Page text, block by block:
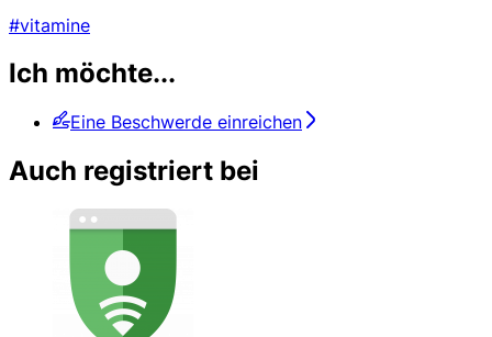
#vitamine
Ich möchte...
Eine Beschwerde einreichen
Auch registriert bei